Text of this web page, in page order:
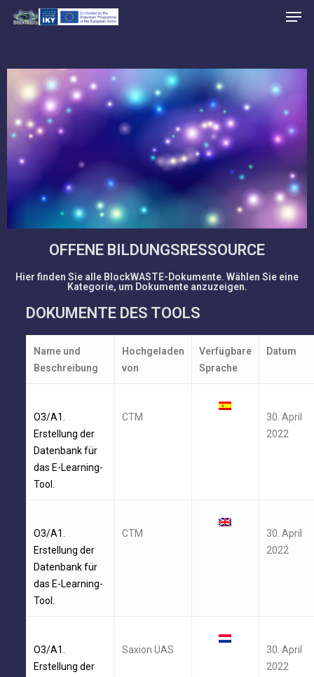
OFFENE BILDUNGSRESSOURCE
Hier finden Sie alle BlockWASTE-Dokumente. Wählen Sie eine
Kategorie, um Dokumente anzuzeigen.
DOKUMENTE DES TOOLS
Name und
Beschreibung
Hochgeladen
von
Verfügbare
Sprache
Datum
O3/A1.
Erstellung der
Datenbank für
das E-Learning-
Tool.
CTM
30. April
2022
O3/A1.
Erstellung der
Datenbank für
das E-Learning-
Tool.
CTM
30. April
2022
O3/A1.
Erstellung der
Saxion UAS
30. April
2022